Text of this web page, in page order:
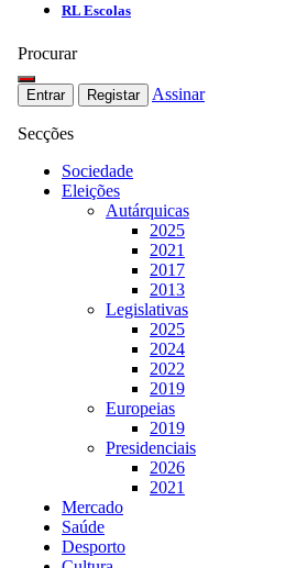
RL Escolas
Procurar
Entrar Registar Assinar
Secções
Sociedade
Eleições
Autárquicas
2025
2021
2017
2013
Legislativas
2025
2024
2022
2019
Europeias
2019
Presidenciais
2026
2021
Mercado
Saúde
Desporto